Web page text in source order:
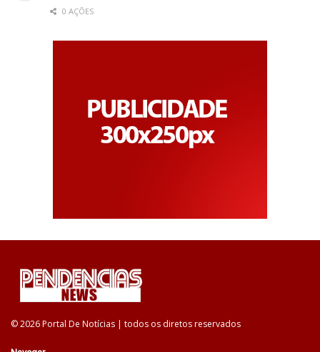
0 AÇÕES
© 2026 Portal De Notícias | todos os diretos reservados